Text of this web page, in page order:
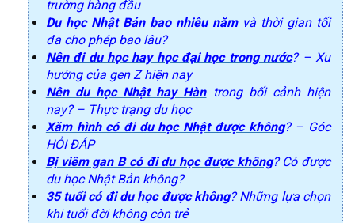
trường hàng đầu
Du học Nhật Bản bao nhiêu năm và thời gian tối
đa cho phép bao lâu?
Nên đi du học hay học đại học trong nước? – Xu
hướng của gen Z hiện nay
Nên du học Nhật hay Hàntrong bối cảnh hiện
nay? – Thực trạng du học
Xăm hình có đi du học Nhật được không? – Góc
HỎI ĐÁP
Bị viêm gan B có đi du học được không? Có được
du học Nhật Bản không?
35 tuổi có đi du học được không? Những lựa chọn
khi tuổi đời không còn trẻ